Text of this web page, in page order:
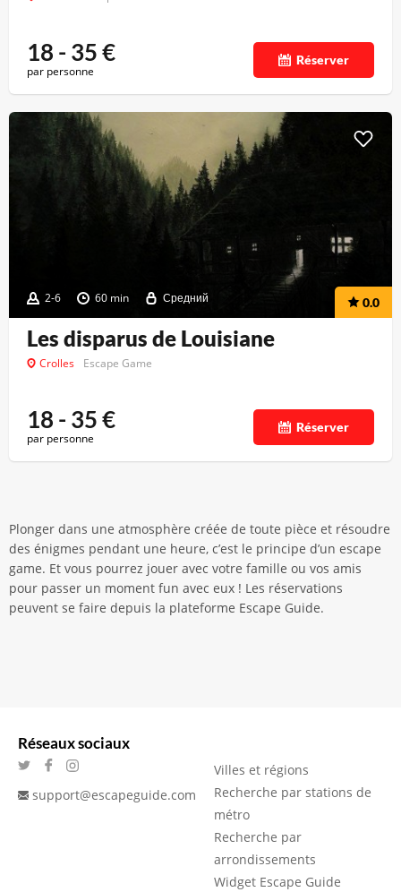
18 - 35€
par personne
Réserver
2-6 60 min Средний 0.0
Les disparus de Louisiane
Crolles Escape Game
18 - 35€
par personne
Réserver
Plonger dans une atmosphère créée de toute pièce et résoudre
des énigmes pendant une heure, c’est le principe d’un escape
game. Et vous pourrez jouer avec votre famille ou vos amis
pour passer un moment fun avec eux ! Les réservations
peuvent se faire depuis la plateforme Escape Guide.
Réseaux sociaux
support@escapeguide.com
Villes et régions
Recherche par stations de
métro
Recherche par
arrondissements
Widget Escape Guide